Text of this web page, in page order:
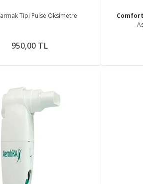
Tipi Pulse Oksimetre
950,00 TL